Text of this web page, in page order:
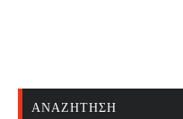
ΑΝΑΖΉΤΗΣΗ